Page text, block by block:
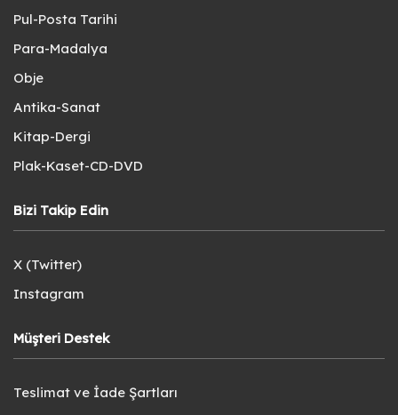
Pul-Posta Tarihi
Para-Madalya
Obje
Antika-Sanat
Kitap-Dergi
Plak-Kaset-CD-DVD
Bizi Takip Edin
X (Twitter)
Instagram
Müşteri Destek
Teslimat ve İade Şartları